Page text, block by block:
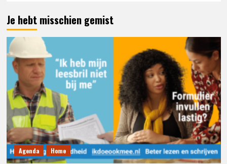
Je hebt misschien gemist
Agenda Home